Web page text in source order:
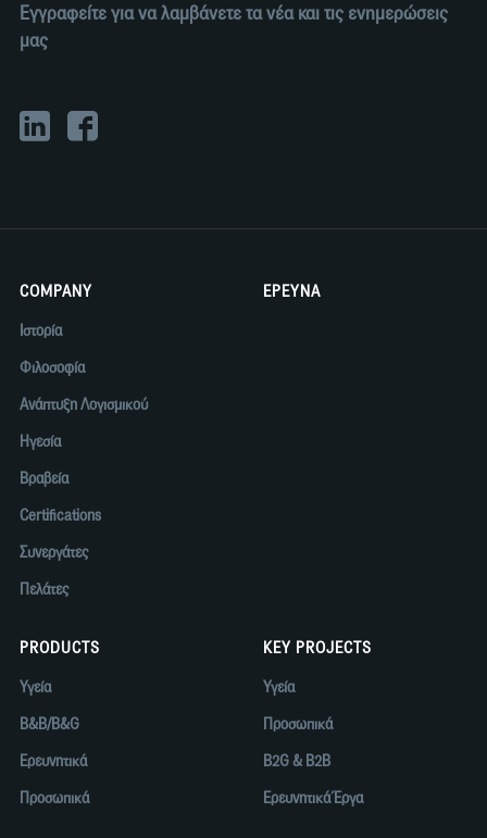
Εγγραφείτε για να λαμβάνετε τα νέα και τις ενημερώσεις
μας
COMPANY
Ιστορία
Φιλοσοφία
Ανάπτυξη Λογισμικού
Ηγεσία
Βραβεία
Certifications
Συνεργάτες
Πελάτες
ΕΡΕΥΝΑ
PRODUCTS
Υγεία
B&B/B&G
Ερευνητικά
Προσωπικά
KEY PROJECTS
Υγεία
Προσωπικά
B2G & B2B
Ερευνητικά Έργα